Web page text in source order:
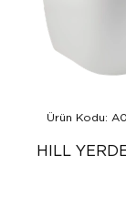
Ürün Kodu:
HILL